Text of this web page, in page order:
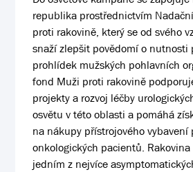
republika prostřednictvím
proti rakovině, který se od svého
snaží zlepšit povědomí o nutnosti
prohlídek mužských pohlavních
fond Muži proti rakovině
projekty a rozvoj léčby
osvětu v této oblasti a pomáhá
na nákupy přístrojového vybavení
onkologických pacientů.
jedním z nejvíce